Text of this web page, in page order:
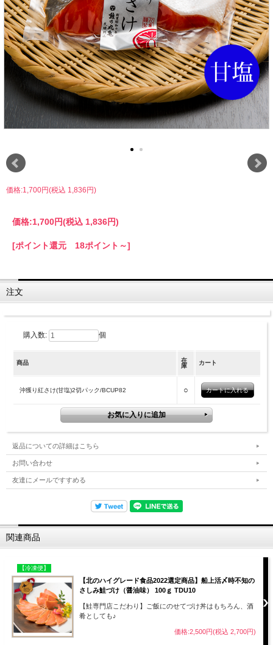
価格:1,700円(税込 1,836円)
価格:1,700円(税込 1,836円)
[ポイント還元 18ポイント～]
注文
購入数: 個
商品
在
庫
カート
沖獲り紅さけ(甘塩)2切パック/BCUP82 ○
返品についての詳細はこちら
お問い合わせ
友達にメールですすめる
関連商品
【冷凍便】
【北のハイグレード食品2022選定商品】船上活〆時不知の
さしみ鮭づけ（醤油味） 100ｇ TDU10
【鮭専門店こだわり】ご飯にのせてづけ丼はもちろん、酒
肴としても♪
価格:2,500円(税込 2,700円)